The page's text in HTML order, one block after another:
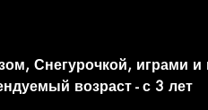
Снегурочкой, играми и
возраст - с 3 лет